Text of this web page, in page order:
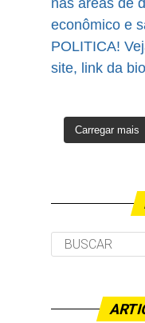
Carregar mais